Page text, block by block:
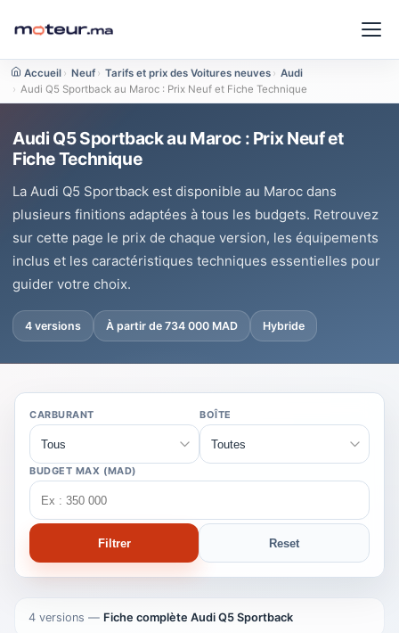
Accueil › Neuf › Tarifs et prix des Voitures neuves › Audi
› Audi Q5 Sportback au Maroc : Prix Neuf et Fiche Technique
Audi Q5 Sportback au Maroc : Prix Neuf et
Fiche Technique
La Audi Q5 Sportback est disponible au Maroc dans
plusieurs finitions adaptées à tous les budgets. Retrouvez
sur cette page le prix de chaque version, les équipements
inclus et les caractéristiques techniques essentielles pour
guider votre choix.
4 versions À partir de 734 000 MAD Hybride
CARBURANT BOÎTE
BUDGET MAX (MAD)
Filtrer Reset
4 versions — Fiche complète Audi Q5 Sportback